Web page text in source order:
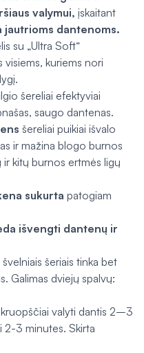
valymui, įskaitant
jautrioms dantenoms.
su „Ultra Soft“
visiems, kuriems nori
šereliai efektyviai
saugo dantenas.
šereliai puikiai išvalo
ir mažina blogo burnos
kitų burnos ertmės ligų
sukurta patogiam
išvengti dantenų ir
šeriais tinka bet
Galimas dviejų spalvų:
valyti dantis 2–3
2-3 minutes. Skirta